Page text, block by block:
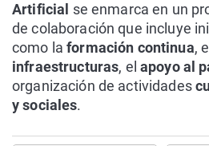
Artificial se enmarca en un
de colaboración que incluye
como laformación continua,
infraestructuras, el apoyo al
organización de actividades
y sociales.